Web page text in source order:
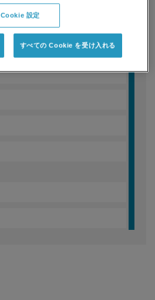
Cookie 設定
すべての Cookie を受け入れる